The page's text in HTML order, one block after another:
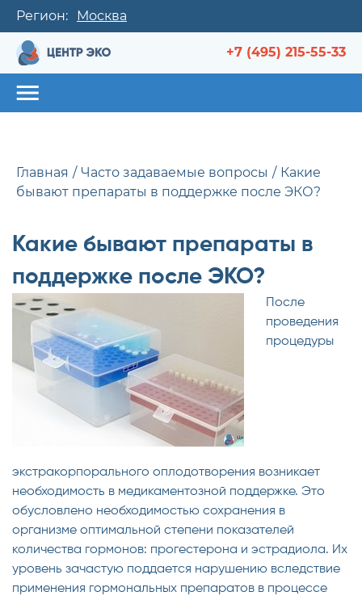
Регион: Москва
+7 (495) 215-55-33
Главная Часто задаваемые вопросы
Какие
бывают препараты в поддержке после ЭКО?
Какие бывают препараты в
поддержке после ЭКО?
После
проведения
процедуры
экстракорпорального оплодотворения возникает
необходимость в медикаментозной поддержке. Это
обусловлено необходимостью сохранения в
организме оптимальной степени показателей
количества гормонов: прогестерона и эстрадиола. Их
уровень зачастую поддается нарушению вследствие
применения гормональных препаратов в процессе